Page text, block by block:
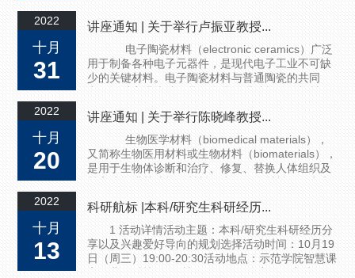
华南理工大学机械学院副教授，2008 年任华南理
工大学材料学院教授。2007 年入选教育部新世纪
优秀人才计划，被评为广东省“千百十人才培养工
程”省级培养对象第六批先进个人，2014 年入选“广
东省高等学...
2022
十月
31
讲座通知 | 关于举行卢振亚教授...
电子陶瓷材料（electronic ceramics）广泛
用于制备各种电子元器件，是现代电子工业不可缺
少的关键材料。电子陶瓷材料与普通陶瓷的共同
陶瓷材料可以制作满足电子线路需求的各种电子元
器件。固体材料按电阻率分成导体、半导体和绝缘
体，我们常见的陶瓷材料通常为绝缘体，通过改变
化学组成或制造工艺，可以改变其导电特...
2022
十月
20
讲座通知 | 关于举行陈晓峰教授...
生物医学材料（biomedical materials），
又简称生物医用材料或生物材料（biomaterials），
是用于生物体诊断和治疗、修复、替换人体组织及
物医学材料被用于人体修复和器官替代，包括修复
骨、软骨、齿、皮肤、角膜、血管、肌肉、筋腱、
神经等组织。生物医学材料在治疗人类疾病、改善
人类健康状况和提升生活质量方面起...
2022
十月
13
科研航标 |本科/研究生科研经历...
1 活动详情活动主题：本科/研究生科研经历分
享以及兴趣爱好导向的规划选择活动时间：10月19
日（周三）19:00-20:30活动地点：示范学院智慧课